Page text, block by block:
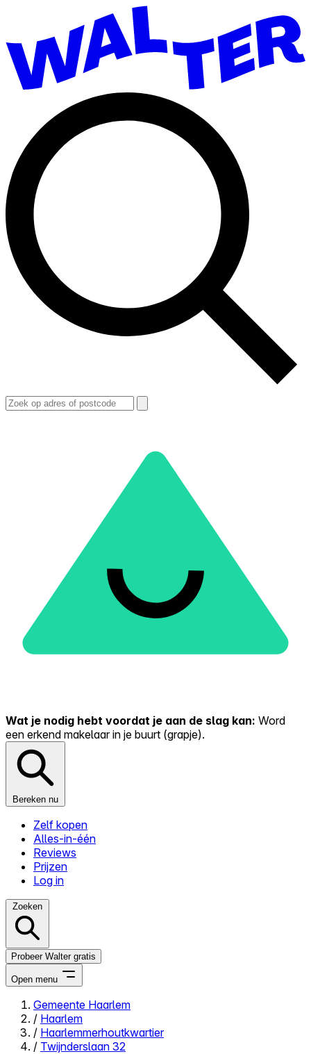
Wat je nodig hebt voordat je aan de slag kan: Word
een erkend makelaar in je buurt (grapje).
Bereken nu
Zelf kopen
Alles-in-één
Reviews
Prijzen
Log in
Zoeken
Probeer Walter gratis
Open menu
Close menu
Gemeente Haarlem
/ Haarlem
/ Haarlemmerhoutkwartier
/ Twijnderslaan 32